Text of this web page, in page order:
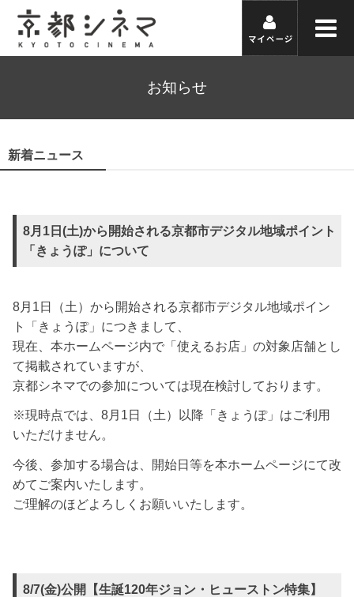
お知らせ
新着ニュース
8月1日(土)から開始される京都市デジタル地域ポイント
「きょうぽ」について
8月1日（土）から開始される京都市デジタル地域ポイン
ト「きょうぽ」につきまして、
現在、本ホームページ内で「使えるお店」の対象店舗とし
て掲載されていますが、
京都シネマでの参加については現在検討しております。
※現時点では、8月1日（土）以降「きょうぽ」はご利用
いただけません。
今後、参加する場合は、開始日等を本ホームページにて改
めてご案内いたします。
ご理解のほどよろしくお願いいたします。
8/7(金)公開【生誕120年ジョン・ヒューストン特集】